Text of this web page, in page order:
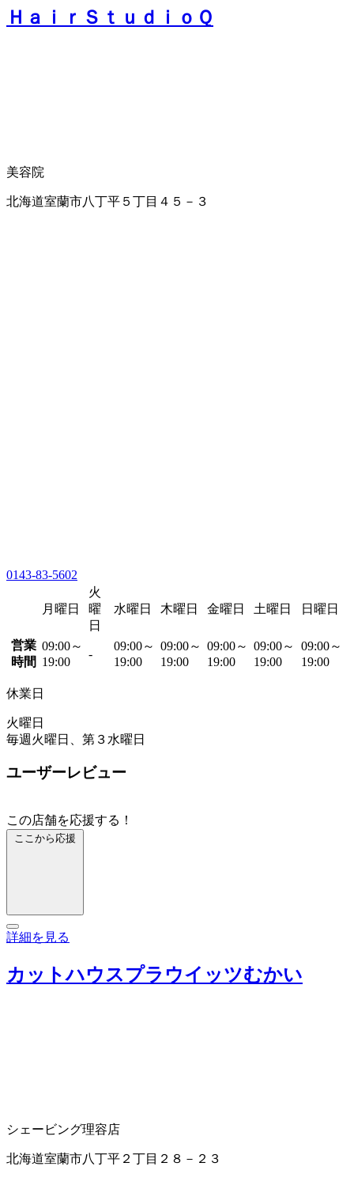
ＨａｉｒＳｔｕｄｉｏＱ
美容院
北海道室蘭市八丁平５丁目４５－３
0143-83-5602
月曜日
火
曜
日
水曜日 木曜日 金曜日 土曜日 日曜日
営業
時間
09:00～
19:00
-
09:00～
19:00
09:00～
19:00
09:00～
19:00
09:00～
19:00
09:00～
19:00
休業日
火曜日
毎週火曜日、第３水曜日
ユーザーレビュー
この店舗を応援する！
ここから応援
詳細を見る
カットハウスプラウイッツむかい
シェービング理容店
北海道室蘭市八丁平２丁目２８－２３